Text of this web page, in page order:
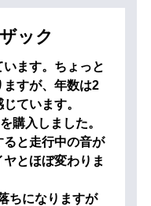
ック
ます。ちょっと
すが、年数は2
ています。
購入しました。
ると走行中の音が
とほぼ変わりま
ちになりますが